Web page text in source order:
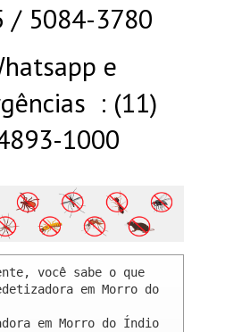
/ 5084-3780
e
: (11)
1000
você sabe o que
em Morro do
em Morro do Índio